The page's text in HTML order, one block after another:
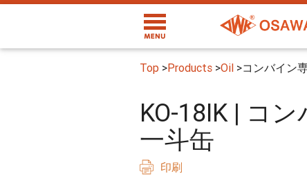
Top >Products >Oil >コンバイン
KO-18IK | コ
一斗缶
印刷